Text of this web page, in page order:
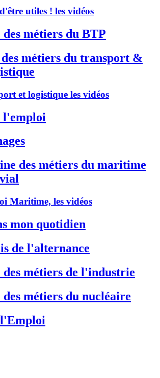
utiles ! les vidéos
des métiers du BTP
des métiers du transport &
et logistique les vidéos
l'emploi
des métiers du maritime
Maritime, les vidéos
mon quotidien
de l'alternance
des métiers de l'industrie
des métiers du nucléaire